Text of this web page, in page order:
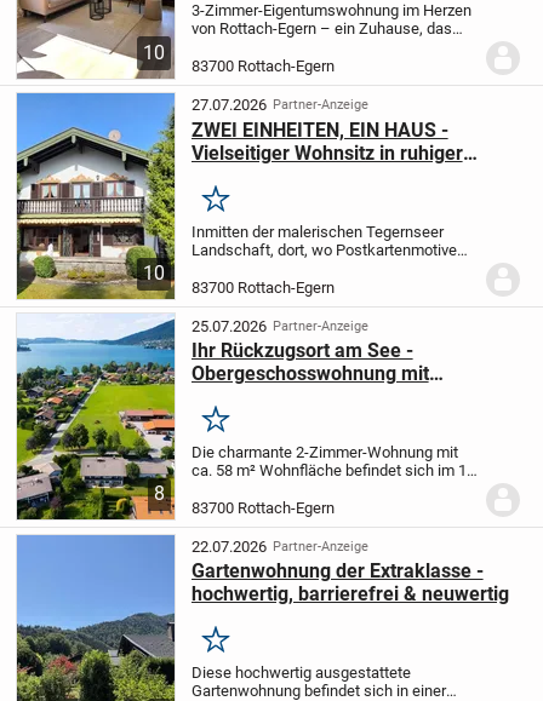
10
3-Zimmer-Eigentumswohnung im Herzen
von Rottach-Egern – ein Zuhause, das
miteinander vereint. Im zweiten
Obergeschoss eines gepflegten
Mehrfamilienhauses...
83700 Rottach-Egern
10
27.07.2026 Partner-Anzeige
ZWEI EINHEITEN, EIN HAUS -
Vielseitiger Wohnsitz in ruhiger
Merken
Inmitten der malerischen Tegernseer
Landschaft, dort, wo Postkartenmotive
Rottach-Egern eine ganz besondere
Immobilie. Zwei Wohnungen in einem
Haus mit...
83700 Rottach-Egern
8
25.07.2026 Partner-Anzeige
Ihr Rückzugsort am See -
Obergeschosswohnung mit
Merken
Die charmante 2-Zimmer-Wohnung mit
ca. 58 m² Wohnfläche befindet sich im 1.
errichteten, gepflegten
Mehrfamilienhauses mit solider,
traditioneller Bausubstanz - ein...
83700 Rottach-Egern
22.07.2026 Partner-Anzeige
Gartenwohnung der Extraklasse -
hochwertig, barrierefrei & neuwertig
Merken
Diese hochwertig ausgestattete
Gartenwohnung befindet sich in einer